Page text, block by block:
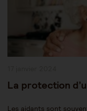
La protection
Les aidants sont